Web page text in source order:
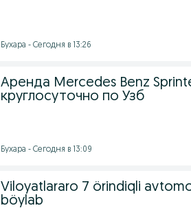
Бухара - Сегодня в 13:26
Аренда Mercedes Benz
круглосуточно по Узб
Бухара - Сегодня в 13:09
Viloyatlararo 7 örindiqli
böylab